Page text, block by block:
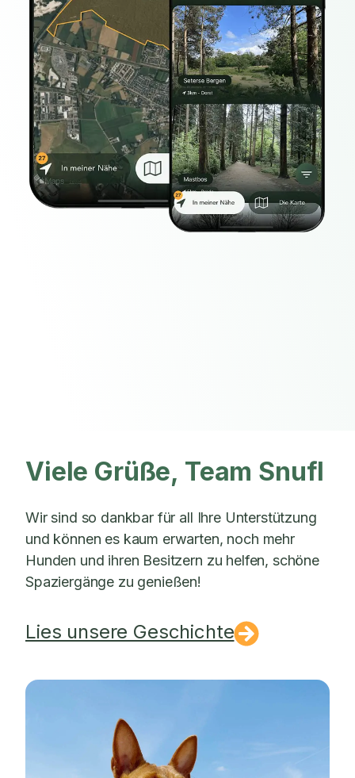
Viele Grüße, Team Snufl
Wir sind so dankbar für all Ihre Unterstützung
und können es kaum erwarten, noch mehr
Hunden und ihren Besitzern zu helfen, schöne
Spaziergänge zu genießen!
Lies unsere Geschichte